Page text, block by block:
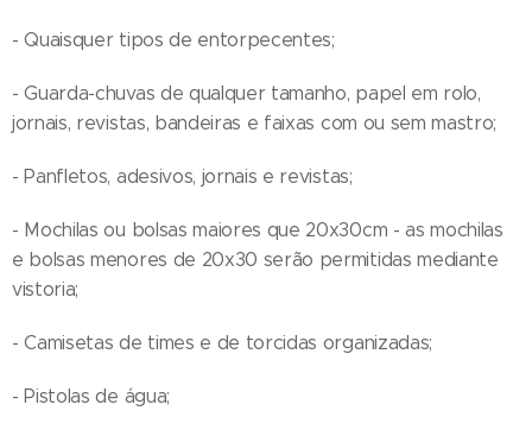
- Quaisquer tipos de entorpecentes;
- Guarda-chuvas de qualquer tamanho, papel em rolo,
jornais, revistas, bandeiras e faixas com ou sem mastro;
- Panfletos, adesivos, jornais e revistas;
- Mochilas ou bolsas maiores que 20x30cm - as mochilas
e bolsas menores de 20x30 serão permitidas mediante
vistoria;
- Camisetas de times e de torcidas organizadas;
- Pistolas de água;